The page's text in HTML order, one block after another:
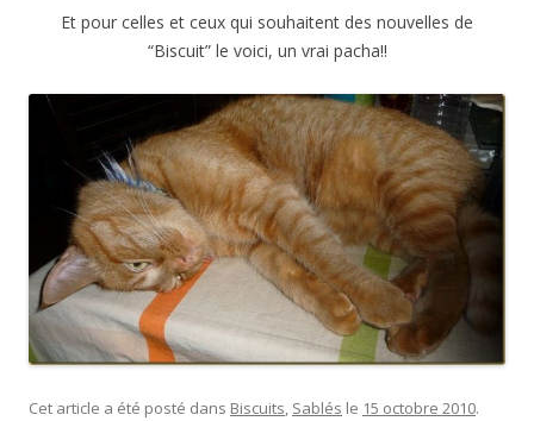
Et pour celles et ceux qui souhaitent des nouvelles de
“Biscuit” le voici, un vrai pacha!!
Cet article a été posté dans Biscuits, Sablés le 15 octobre 2010.